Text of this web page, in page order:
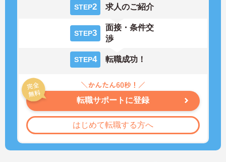
STEP2 求人のご紹介
STEP3
面接・条件交
渉
STEP4 転職成功！
転職サポートに登録
はじめて転職する方へ